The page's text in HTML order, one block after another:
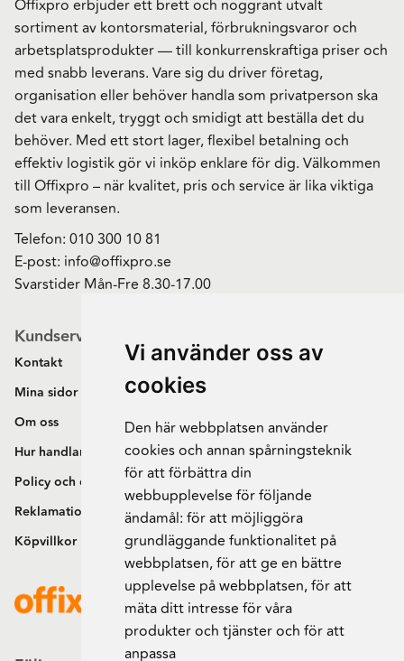
Vi använder oss av
cookies
Den här webbplatsen använder
cookies och annan spårningsteknik
för att förbättra din
webbupplevelse för följande
ändamål: för att möjliggöra
grundläggande funktionalitet på
webbplatsen,för att ge en bättre
upplevelse på webbplatsen,för att
mäta ditt intresse för våra
produkter och tjänster och för att
anpassa
Offixpro erbjuder ett brett och noggrant utvalt
sortiment av kontorsmaterial, förbrukningsvaror och
arbetsplatsprodukter — till konkurrenskraftiga priser och
med snabb leverans. Vare sig du driver företag,
organisation eller behöver handla som privatperson ska
det vara enkelt, tryggt och smidigt att beställa det du
behöver. Med ett stort lager, flexibel betalning och
effektiv logistik gör vi inköp enklare för dig. Välkommen
till Offixpro – när kvalitet, pris och service är lika viktiga
som leveransen.
Telefon: 010 300 10 81
E-post: info@offixpro.se
Svarstider Mån-Fre 8.30-17.00
Kundservice
Kontakt
Mina sidor
Om oss
Hur handlar jag?
Policy och cookies
Reklamation och retur
Köpvillkor